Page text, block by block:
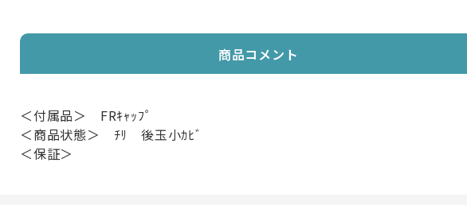
商品コメント
＜付属品＞ FRｷｬｯﾌﾟ
＜商品状態＞ ﾁﾘ 後玉小ｶﾋﾞ
＜保証＞